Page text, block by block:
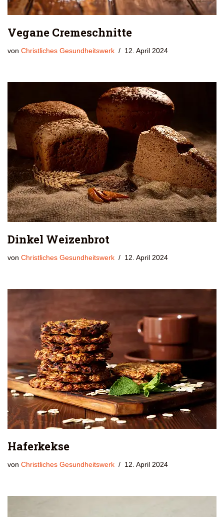
Vegane Cremeschnitte
von Christliches Gesundheitswerk 12. April 2024
Dinkel Weizenbrot
von Christliches Gesundheitswerk 12. April 2024
Haferkekse
von Christliches Gesundheitswerk 12. April 2024